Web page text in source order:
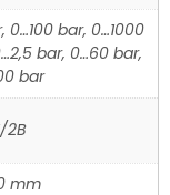
0…100 bar, 0…1000
bar, 0…60 bar,
bar
2B
mm